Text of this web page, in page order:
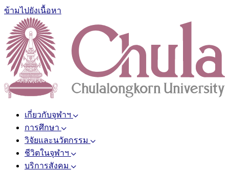
ข้ามไปยังเนื้อหา
เกี่ยวกับจุฬาฯ
การศึกษา
วิจัยและนวัตกรรม
ชีวิตในจุฬาฯ
บริการสังคม